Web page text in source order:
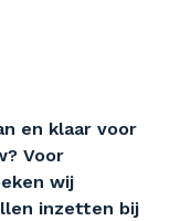
en klaar voor
Voor
wij
inzetten bij